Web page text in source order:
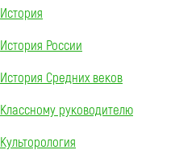
История
История России
История Средних веков
Классному руководителю
Культорология